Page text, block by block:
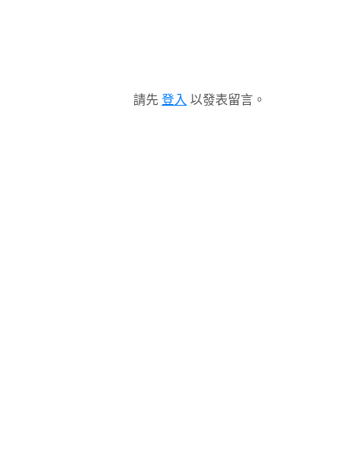
請先 登入 以發表留言。